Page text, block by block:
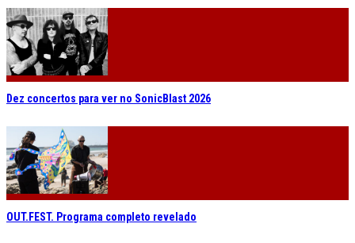
Dez concertos para ver no SonicBlast 2026
OUT.FEST. Programa completo revelado